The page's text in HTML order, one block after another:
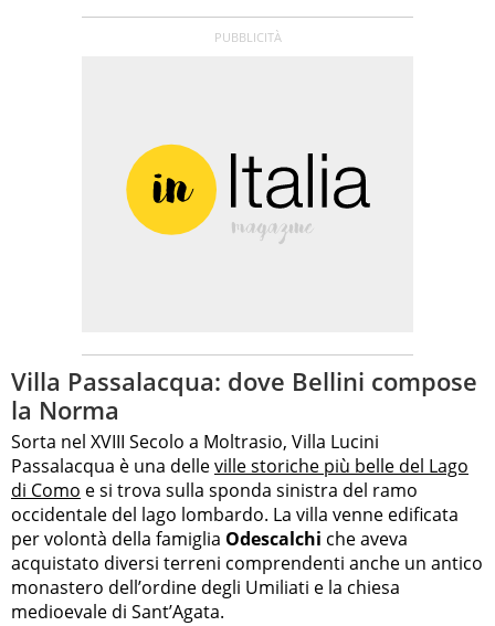
Villa Passalacqua: dove Bellini compose
la Norma
Sorta nel XVIII Secolo a Moltrasio, Villa Lucini
Passalacqua è una delleville storiche più belle del Lago
di Como e si trova sulla sponda sinistra del ramo
occidentale del lago lombardo. La villa venne edificata
per volontà della famiglia Odescalchi che aveva
acquistato diversi terreni comprendenti anche un antico
monastero dell’ordine degli Umiliati e la chiesa
medioevale di Sant’Agata.